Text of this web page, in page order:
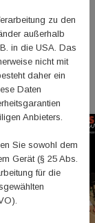
zu den
außerhalb
in die USA. Das
nicht mit
daher ein
Daten
Anbieters.
Sie sowohl dem
Gerät (§ 25 Abs.
für die